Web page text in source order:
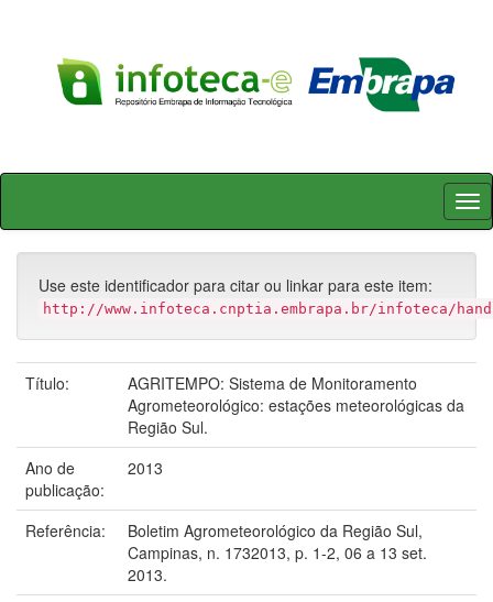
Skip
Use este identificador para citar ou linkar para este item:
http://www.infoteca.cnptia.embrapa.br/infoteca/
Título:
AGRITEMPO: Sistema de Monitoramento
Agrometeorológico: estações meteorológicas da
Região Sul.
Ano de
publicação:
2013
Referência:
Boletim Agrometeorológico da Região Sul,
Campinas, n. 1732013, p. 1-2, 06 a 13 set.
2013.